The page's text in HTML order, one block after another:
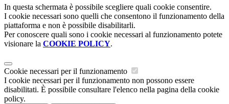
In questa schermata è possibile scegliere quali cookie consentire.
I cookie necessari sono quelli che consentono il funzionamento della
piattaforma e non è possibile disabilitarli.
Per conoscere quali sono i cookie necessari al funzionamento potete
visionare la COOKIE POLICY.
Cookie necessari per il funzionamento
I cookie necessari per il funzionamento non possono essere
disabilitati. È possibile consultare l'elenco nella pagina della cookie
policy.